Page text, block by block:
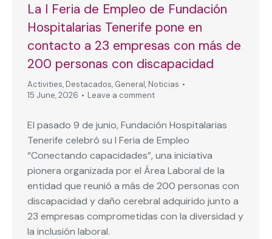
La I Feria de Empleo de Fundación
Hospitalarias Tenerife pone en
contacto a 23 empresas con más de
200 personas con discapacidad
Activities, Destacados, General, Noticias
15 June, 2026
Leave a comment
El pasado 9 de junio, Fundación Hospitalarias
Tenerife celebró su I Feria de Empleo
“Conectando capacidades”, una iniciativa
pionera organizada por el Área Laboral de la
entidad que reunió a más de 200 personas con
discapacidad y daño cerebral adquirido junto a
23 empresas comprometidas con la diversidad y
la inclusión laboral.